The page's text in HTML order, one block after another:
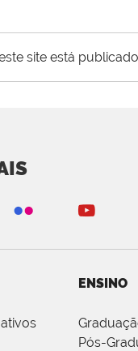
site está
ENSINO
Pós-